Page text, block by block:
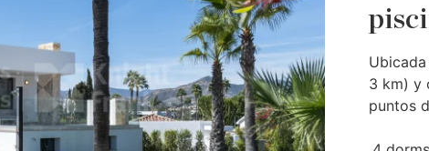
3 km) y
puntos